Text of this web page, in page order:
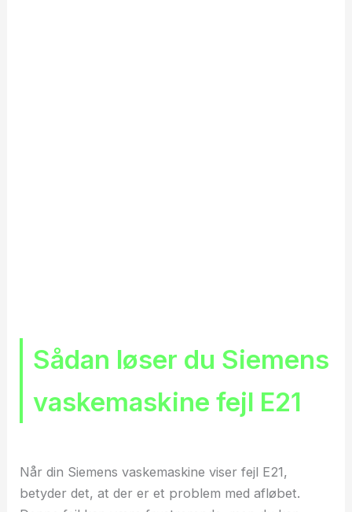
Sådan løser du Siemens
vaskemaskine fejl E21
Når din Siemens vaskemaskine viser fejl E21,
betyder det, at der er et problem med afløbet.